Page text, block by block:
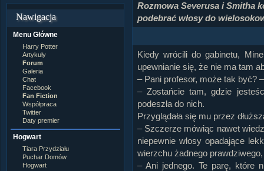
Ron Weasley
Rose Weasley
Rowena Ravenclaw
Salazar Slytherin
Scorpius Malfoy
Severus Snape
Syriusz Black
Teddy Lupin
własna postać
Nawigacja
Menu Główne
Harry Potter
Artykuły
Forum
Galeria
Chat
Facebook
Fan Fiction
Współpraca
Twitter
Daty premier
Hogwart
Tiara Przydziału
Puchar Domów
Hogwart
Rozmowa Severusa i Smitha
podebrać włosy do
Kiedy wrócili do gabinetu,
upewnianie się, że nie ma tam
– Pani profesor, może tak być?
– Zostańcie tam, gdzie
podeszła do nich.
Przyglądała się mu przez
– Szczerze mówiąc nawet
niepewnie włosy opadające
wierzchu żadnego
– Ani jednego. Te parę, które